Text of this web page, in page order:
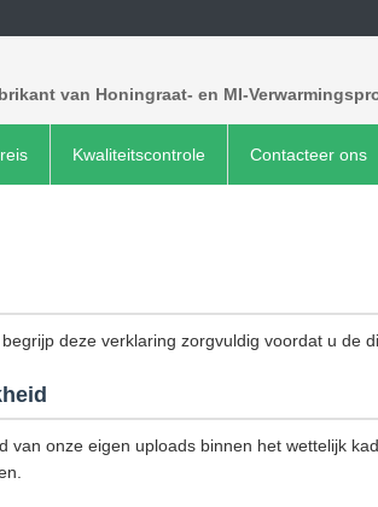
van Honingraat- en MI-
Kwaliteitscontrole Contacteer ons
deze verklaring zorgvuldig voordat u de
van onze eigen uploads binnen het wettelijk